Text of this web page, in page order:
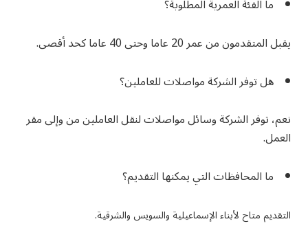
ما الفئة العمرية المطلوبة؟
يقبل المتقدمون من عمر 20 عاما وحتى 40 عاما كحد أقصى.
هل توفر الشركة مواصلات للعاملين؟
نعم، توفر الشركة وسائل مواصلات لنقل العاملين من وإلى مقر
العمل.
ما المحافظات التي يمكنها التقديم؟
التقديم متاح لأبناء الإسماعيلية والسويس والشرقية.